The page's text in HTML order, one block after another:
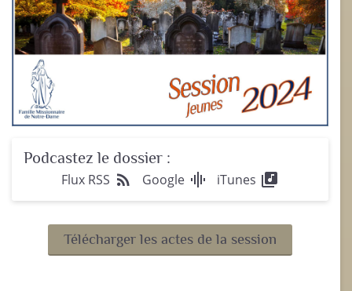
Podcastez le dossier :
Flux RSS rss_feed Google graphic_eq iTunes library_music
Télécharger les actes de la session